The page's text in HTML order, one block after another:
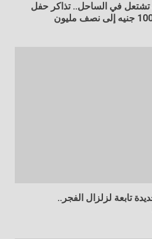
تشتعل في الساحل.. تذاكر حفل
جديدة تابعة لزلزال الفجر..